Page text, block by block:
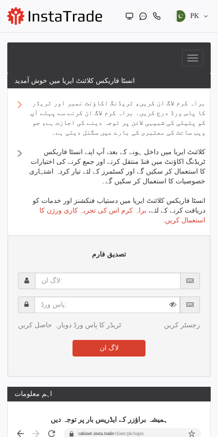
PK
انسٹا فاریکس کلائنٹ ایریا میں خوش آمدید
براہ کرم لاگ ان کریں، ٹریڈنگ اکاؤنٹ نمبر اور ٹریڈر
کا پاس ورڈ درج کریں۔ براہ کرم لاگ ان کرنے سے پہلے آپ
کو پتیلی کی شبیہی لائن پر توجہ دینے کی اجازت ہے، جو
ویب سائٹ کی معتبری کی بارے میں سگنل دیتی ہے۔
کلائنٹ ایریا میں داخل ہونے کے بعد، آپ اپنے انسٹا فاریکس
ٹریڈنگ اکاؤنٹ میں فنڈ منتقل کرنے اور جمع کرنے کی اختیارات
کا استعمال کر سکیں گے اور کسٹمرز کے لئے تیار کردہ اشتہاری
خصوصیات کا استعمال کر سکیں گے۔
انسٹا فاریکس کلائنٹ ایریا میں دستیاب فنکشنز اور خدمات کو
دریافت کرنے کے لئے، براہ کرم اس کی تجربہ کاری ورژن کا
استعمال کریں.
تصدیق فارم
لاگ
پاس
ٹریڈر کا پاس ورڈ دوبارہ حاصل کریں
رجسٹر کریں
لاگ ان
اہم معلومات
ہمیشہ براؤزر کے ایڈریس بار پر توجہ دیں
cabinet.insta.trade/client/pk/login